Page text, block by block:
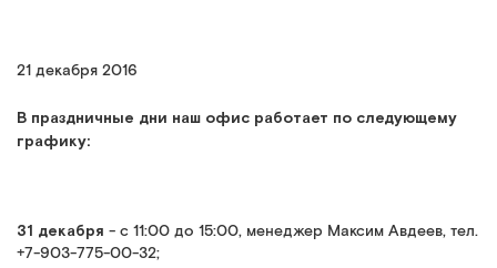
21 декабря 2016
В праздничные дни наш офис работает по следующему
графику:
31 декабря - с 11:00 до 15:00, менеджер Максим Авдеев, тел.
+7-903-775-00-32;